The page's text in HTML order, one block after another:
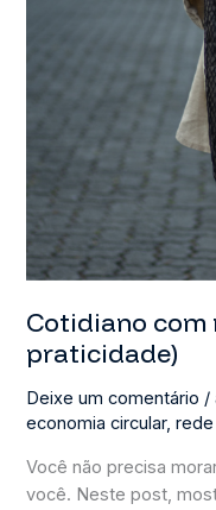
Cotidiano com
praticidade)
Deixe um comentário /
economia circular,
Você não precisa
você. Neste post,